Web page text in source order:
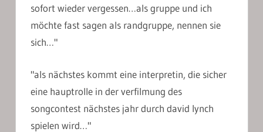
sofort wieder vergessen…als gruppe und ich
möchte fast sagen als randgruppe, nennen sie
sich…"
"als nächstes kommt eine interpretin, die sicher
eine hauptrolle in der verfilmung des
songcontest nächstes jahr durch david lynch
spielen wird…"